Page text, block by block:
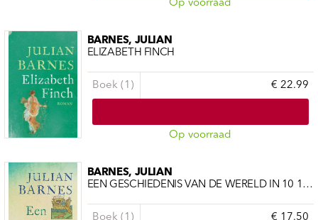
Op voorraad
BARNES, JULIAN
ELIZABETH FINCH
Boek (1) € 22.99
Op voorraad
BARNES, JULIAN
EEN GESCHIEDENIS VAN DE WERELD IN 10 1/2 HOOFDSTUK
Boek (1) € 17.50